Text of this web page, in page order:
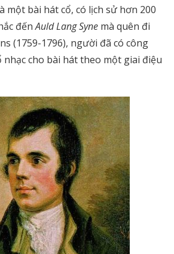
một bài hát cổ, có lịch sử hơn 200
đếnAuld Lang Syne mà quên đi
(1759-1796), người đã có công
nhạc cho bài hát theo một giai điệu